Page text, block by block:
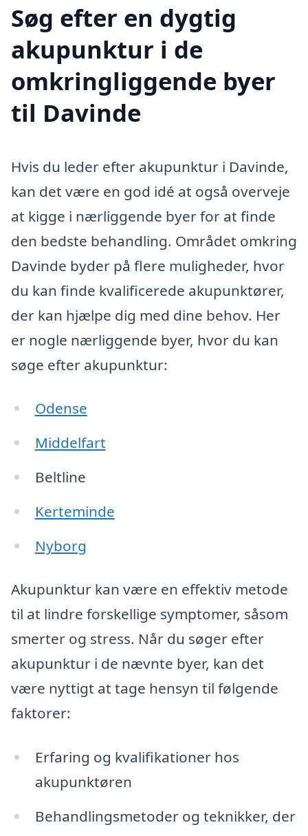
Søg efter en dygtig
akupunktur i de
omkringliggende byer
til Davinde
Hvis du leder efter akupunktur i Davinde,
kan det være en god idé at også overveje
at kigge i nærliggende byer for at finde
den bedste behandling. Området omkring
Davinde byder på flere muligheder, hvor
du kan finde kvalificerede akupunktører,
der kan hjælpe dig med dine behov. Her
er nogle nærliggende byer, hvor du kan
søge efter akupunktur:
Odense
Middelfart
Beltline
Kerteminde
Nyborg
Akupunktur kan være en effektiv metode
til at lindre forskellige symptomer, såsom
smerter og stress. Når du søger efter
akupunktur i de nævnte byer, kan det
være nyttigt at tage hensyn til følgende
faktorer:
Erfaring og kvalifikationer hos
akupunktøren
Behandlingsmetoder og teknikker, der